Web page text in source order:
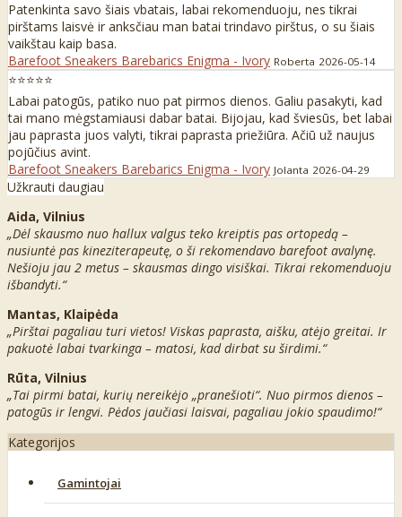
Patenkinta savo šiais vbatais, labai rekomenduoju, nes tikrai
pirštams laisvė ir anksčiau man batai trindavo pirštus, o su šiais
vaikštau kaip basa.
Barefoot Sneakers Barebarics Enigma - Ivory Roberta 2026-05-14
⭐⭐⭐⭐⭐
Labai patogūs, patiko nuo pat pirmos dienos. Galiu pasakyti, kad
tai mano mėgstamiausi dabar batai. Bijojau, kad šviesūs, bet labai
jau paprasta juos valyti, tikrai paprasta priežiūra. Ačiū už naujus
pojūčius avint.
Barefoot Sneakers Barebarics Enigma - Ivory Jolanta 2026-04-29
Užkrauti daugiau
Aida, Vilnius
„Dėl skausmo nuo hallux valgus teko kreiptis pas ortopedą –
nusiuntė pas kineziterapeutę, o ši rekomendavo barefoot avalynę.
Nešioju jau 2 metus – skausmas dingo visiškai. Tikrai rekomenduoju
išbandyti.“
Mantas, Klaipėda
„Pirštai pagaliau turi vietos! Viskas paprasta, aišku, atėjo greitai. Ir
pakuotė labai tvarkinga – matosi, kad dirbat su širdimi.“
Rūta, Vilnius
„Tai pirmi batai, kurių nereikėjo „pranešioti“. Nuo pirmos dienos –
patogūs ir lengvi. Pėdos jaučiasi laisvai, pagaliau jokio spaudimo!“
Kategorijos
Gamintojai